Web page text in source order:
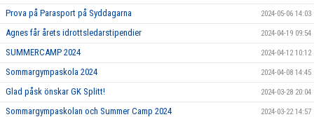
Prova på Parasport på Syddagarna 2024-05-06 14:03
Agnes får årets idrottsledarstipendier 2024-04-19 09:54
SUMMERCAMP 2024 2024-04-12 10:12
Sommargympaskola 2024 2024-04-08 14:45
Glad påsk önskar GK Splitt! 2024-03-28 20:04
Sommargympaskolan och Summer Camp 2024 2024-03-22 14:57